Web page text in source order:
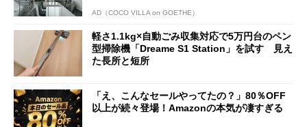
AD（COCO VILLA on GOETHE）
軽さ1.1kg×自動ごみ収集対応で5万円台のペン
型掃除機「Dreame S1 Station」を試す 見え
た長所と短所
「え、こんなセールやってたの？」80％OFF
以上が続々登場！Amazonの本気が凄すぎる